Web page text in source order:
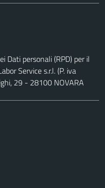
Dati personali (RPD) per il
Service s.r.l. (P. iva
29 - 28100 NOVARA